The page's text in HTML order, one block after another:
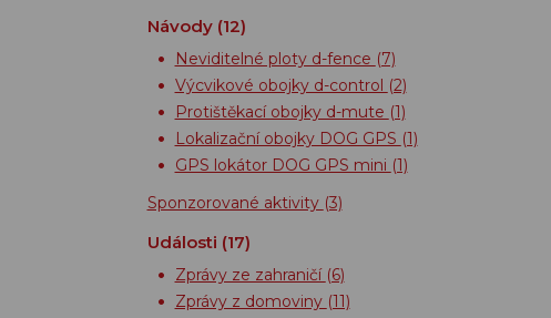
Návody (12)
Neviditelné ploty d-fence (7)
Výcvikové obojky d-control (2)
Protištěkací obojky d-mute (1)
Lokalizační obojky DOG GPS (1)
GPS lokátor DOG GPS mini (1)
Sponzorované aktivity (3)
Události (17)
Zprávy ze zahraničí (6)
Zprávy z domoviny (11)